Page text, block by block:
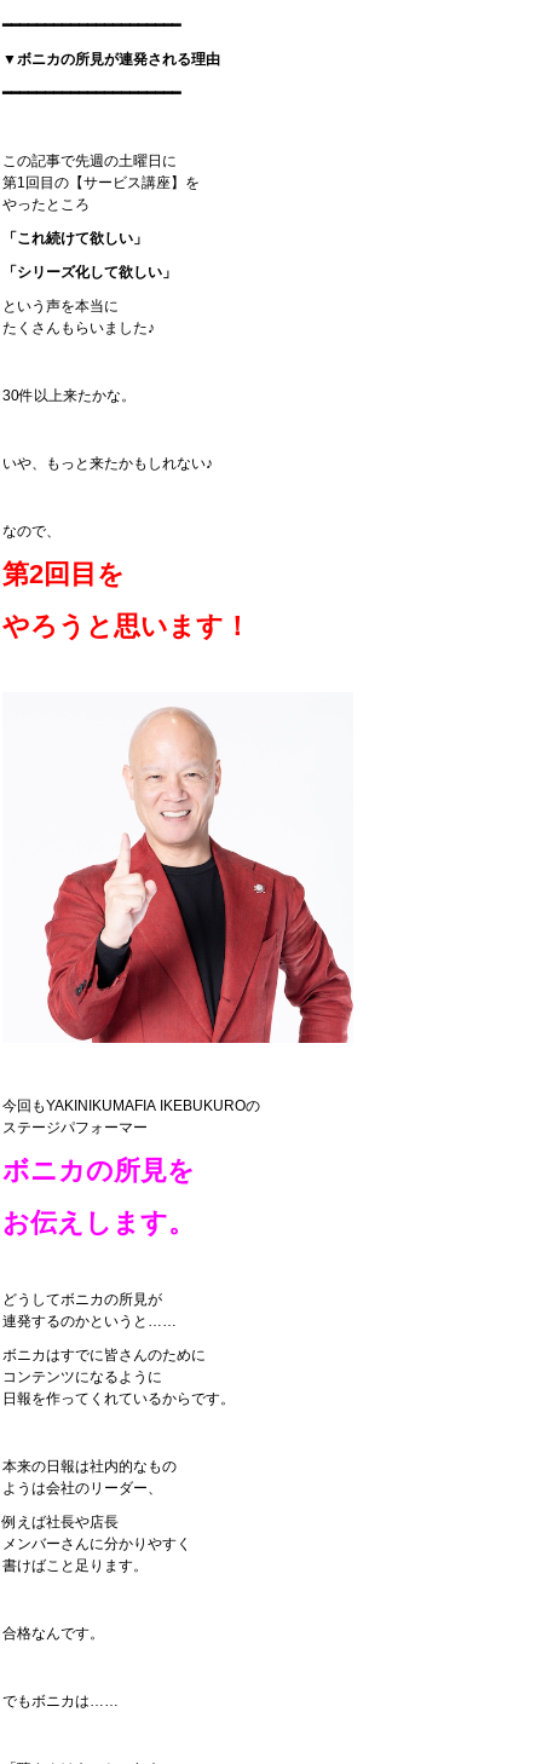
━━━━━━━━━━━━━━━━━━━━━
▼ボニカの所見が連発される理由
━━━━━━━━━━━━━━━━━━━━━
この記事で先週の土曜日に
第1回目の【サービス講座】を
やったところ
「これ続けて欲しい」
「シリーズ化して欲しい」
という声を本当に
たくさんもらいました♪
30件以上来たかな。
いや、もっと来たかもしれない♪
なので、
第2回目を
やろうと思います！
今回もYAKINIKUMAFIA IKEBUKUROの
ステージパフォーマー
ボニカの所見を
お伝えします。
どうしてボニカの所見が
連発するのかというと……
ボニカはすでに皆さんのために
コンテンツになるように
日報を作ってくれているからです。
本来の日報は社内的なもの
ようは会社のリーダー、
例えば社長や店長
メンバーさんに分かりやすく
書けばこと足ります。
合格なんです。
でもボニカは……